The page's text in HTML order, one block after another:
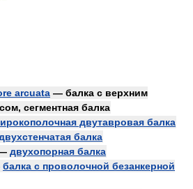
arcuata — балка с верхним
сегментная балка
двутавровая балка
балка
двухопорная балка
балка с проволочной безанкерной